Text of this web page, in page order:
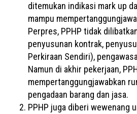
ditemukan indikasi mark up
mampu
Perpres, PPHP tidak
penyusunan kontrak,
Perkiraan Sendiri),
Namun di akhir pekerjaan,
mempertanggungjawabkan
pengadaan barang dan jasa.
PPHP juga diberi wewenang